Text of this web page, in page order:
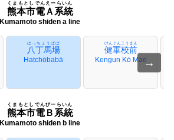
熊本市電Ａ系統
くまもとしでんえーらいん
Kumamoto shiden a line
八丁馬場
はっちょうばば
Hatchōbabā
健軍校前
けんぐんこうまえ
Kengun Kō Mae→
熊本市電Ｂ系統
くまもとしでんびーらいん
Kumamoto shiden b line